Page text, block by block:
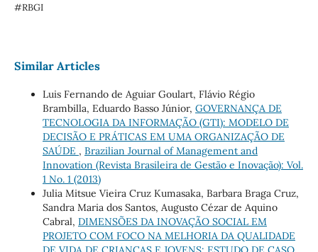
#RBGI
Similar Articles
Luis Fernando de Aguiar Goulart, Flávio Régio
Brambilla, Eduardo Basso Júnior, GOVERNANÇA DE
TECNOLOGIA DA INFORMAÇÃO (GTI): MODELO DE
DECISÃO E PRÁTICAS EM UMA ORGANIZAÇÃO DE
SAÚDE , Brazilian Journal of Management and
Innovation (Revista Brasileira de Gestão e Inovação): Vol.
1 No. 1 (2013)
Julia Mitsue Vieira Cruz Kumasaka, Barbara Braga Cruz,
Sandra Maria dos Santos, Augusto Cézar de Aquino
Cabral, DIMENSÕES DA INOVAÇÃO SOCIAL EM
PROJETO COM FOCO NA MELHORIA DA QUALIDADE